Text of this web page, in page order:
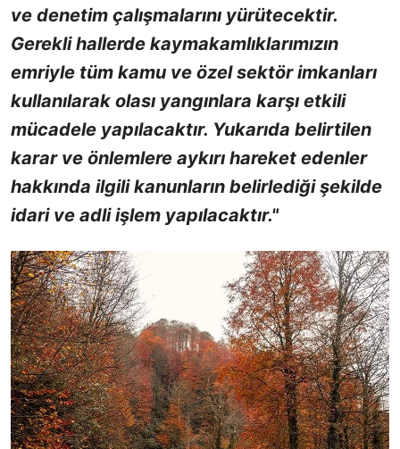
ve denetim çalışmalarını yürütecektir.
Gerekli hallerde kaymakamlıklarımızın
emriyle tüm kamu ve özel sektör imkanları
kullanılarak olası yangınlara karşı etkili
mücadele yapılacaktır. Yukarıda belirtilen
karar ve önlemlere aykırı hareket edenler
hakkında ilgili kanunların belirlediği şekilde
idari ve adli işlem yapılacaktır."